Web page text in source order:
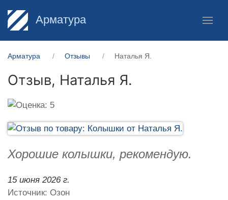
Арматура
Арматура Отзывы Наталья Я.
Отзыв, Наталья Я.
Хорошие колышки, рекомендую.
15 июня 2026 г.
Источник: Озон